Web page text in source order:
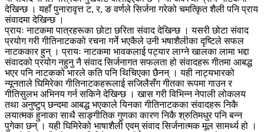
देखिन्छ । यहाँ पुनारावृत्त ट, र, ङ वर्णले सिर्जना गरेको चमत्किृत शैली पनि प्राय
संवादमा देखिन्छ ।
प्रायः नाटकमा पात्रहरूका छोटा छरिता संवाद देखिन्छ । यसरी छोटा संवाद
प्रयोग गरी गीतिनाटकको रचना गर्ने भएकैले उनी भषाशैलीका दृष्टिले सफल
नाटककार हुन् । प्रायः नाटकमा भावकलाई पट्यार लाग्ने खालका लामा भद्दा
संवादको प्रयोग नहुनु नै संवाद सिर्जनागत सफलता हो संवादहरू गीतमा आबद्ध
भएर पनि नाटकको भारले कति पनि थिचिएका छैनन् । यही नाट्यभारको
न्यूनताले घिमिरेका गीतिनाटकहरूलाई सजिलैसँग गीतका रूपमा गाउन र
गीतिसुलभ अभिनय गर्न सकिने देखिन्छ । खास गरी विभिन्न नेपाली लोकलय
तथा अनुष्टुप् छन्दमा आबद्ध भएकाले यिनका गीतिनाटकका संवादहरू निकै
लयात्मक हुनाका साथै साङ्गीतिक गुणका कारण निकै श्रुतिमधुर पनि बन्न
पुगेका छन् । यही घिमिरेको भाषाशैली एवम् संवाद सिर्जनात्मक मूल सामर्थ्य हो ।